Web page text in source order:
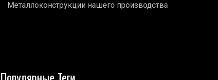
Металлоконструкции нашего производства